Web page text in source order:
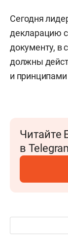
Сегодня
декларацию
документу, в
должны
и принципами
Читайте
в